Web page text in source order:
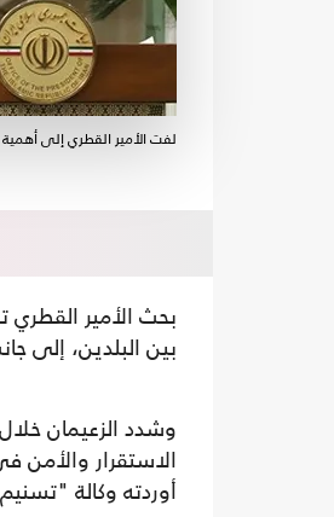
لفت الأمير القطري إلى
بحث الأمير
بين البلدين، إلى
وشدد الزعيمان
الاستقرار والأمن
أوردته وكالة